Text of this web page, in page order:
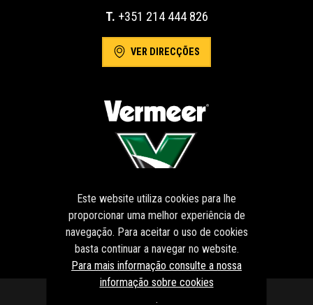
T. +351 214 444 826
VER DIRECÇÕES
Este website utiliza cookies para lhe
proporcionar uma melhor experiência de
navegação. Para aceitar o uso de cookies
basta continuar a navegar no website.
Para mais informação consulte a nossa
informação sobre cookies
.